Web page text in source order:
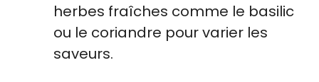
herbes fraîches comme le basilic
ou le coriandre pour varier les
saveurs.